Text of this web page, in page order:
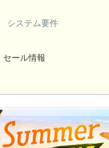
システム要件
セール情報